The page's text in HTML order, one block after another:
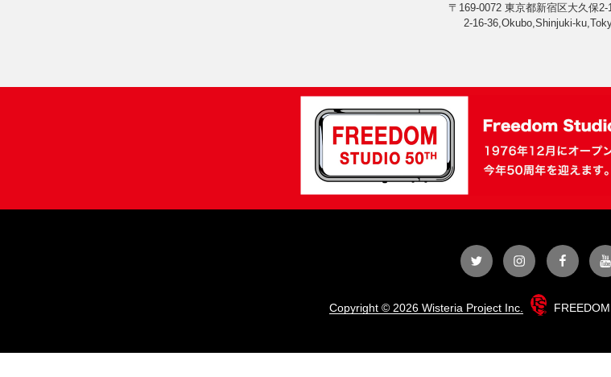
〒169-0072 東京都新宿区大久保2-
2-16-36,Okubo,Shinjuki-
Twitter InstagramFacebook
Copyright © 2026 Wisteria Project Inc.